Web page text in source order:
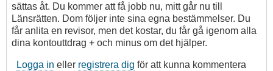
av
Merlin2
sättas åt. Du kommer att få jobb nu, mitt går nu till
Länsrätten. Dom följer inte sina egna bestämmelser. Du
får anlita en revisor, men det kostar, du får gå igenom alla
dina kontouttdrag + och minus om det hjälper.
Logga in eller registrera dig för att kunna kommentera